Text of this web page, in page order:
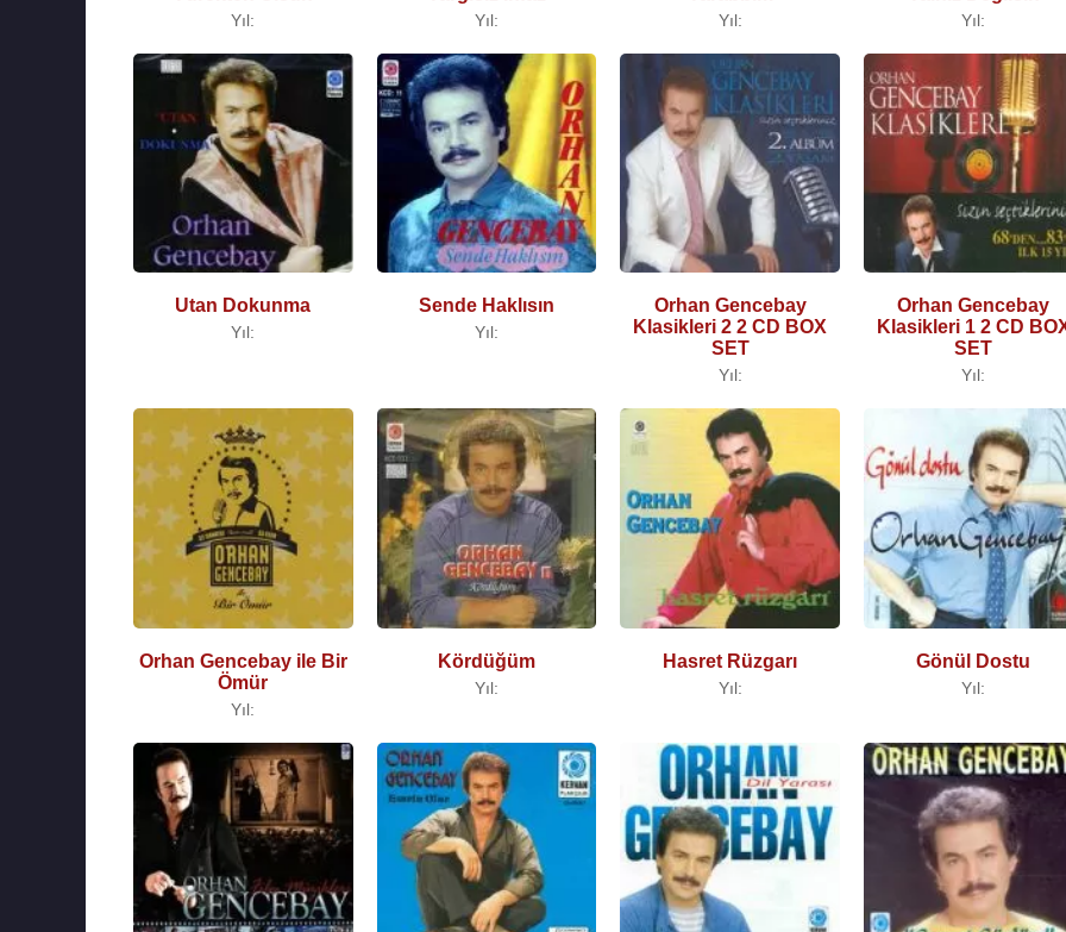
Yıl: Yıl: Yıl: Yıl:
Utan Dokunma
Yıl:
Sende Haklısın
Yıl:
Orhan Gencebay
Klasikleri 2 2 CD BOX
SET
Yıl:
Orhan Gencebay
Klasikleri 1 2 CD
SET
Yıl:
Orhan Gencebay ile Bir
Ömür
Yıl:
Kördüğüm
Yıl:
Hasret Rüzgarı
Yıl:
Gönül Dostu
Yıl: